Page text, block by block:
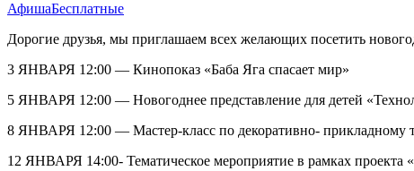
АфишаБесплатные
Дорогие друзья, мы приглашаем всех желающих посетить
3 ЯНВАРЯ 12:00 — Кинопоказ «Баба Яга спасает мир»
5 ЯНВАРЯ 12:00 — Новогоднее представление для детей
8 ЯНВАРЯ 12:00 — Мастер-класс по декоративно- прикладному
12 ЯНВАРЯ 14:00- Тематическое мероприятие в рамках проекта